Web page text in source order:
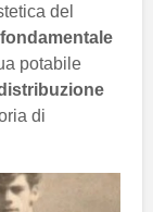
del
potabile
di